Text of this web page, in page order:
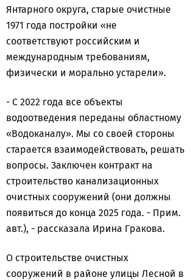
Янтарного округа, старые очистные
1971 года постройки «не
соответствуют российским и
международным требованиям,
физически и морально устарели».
- С 2022 года все объекты
водоотведения переданы областному
«Водоканалу». Мы со своей стороны
старается взаимодействовать, решать
вопросы. Заключен контракт на
строительство канализационных
очистных сооружений (они должны
появиться до конца 2025 года. - Прим.
авт.), - рассказала Ирина Гракова.
О строительстве очистных
сооружений в районе улицы Лесной в